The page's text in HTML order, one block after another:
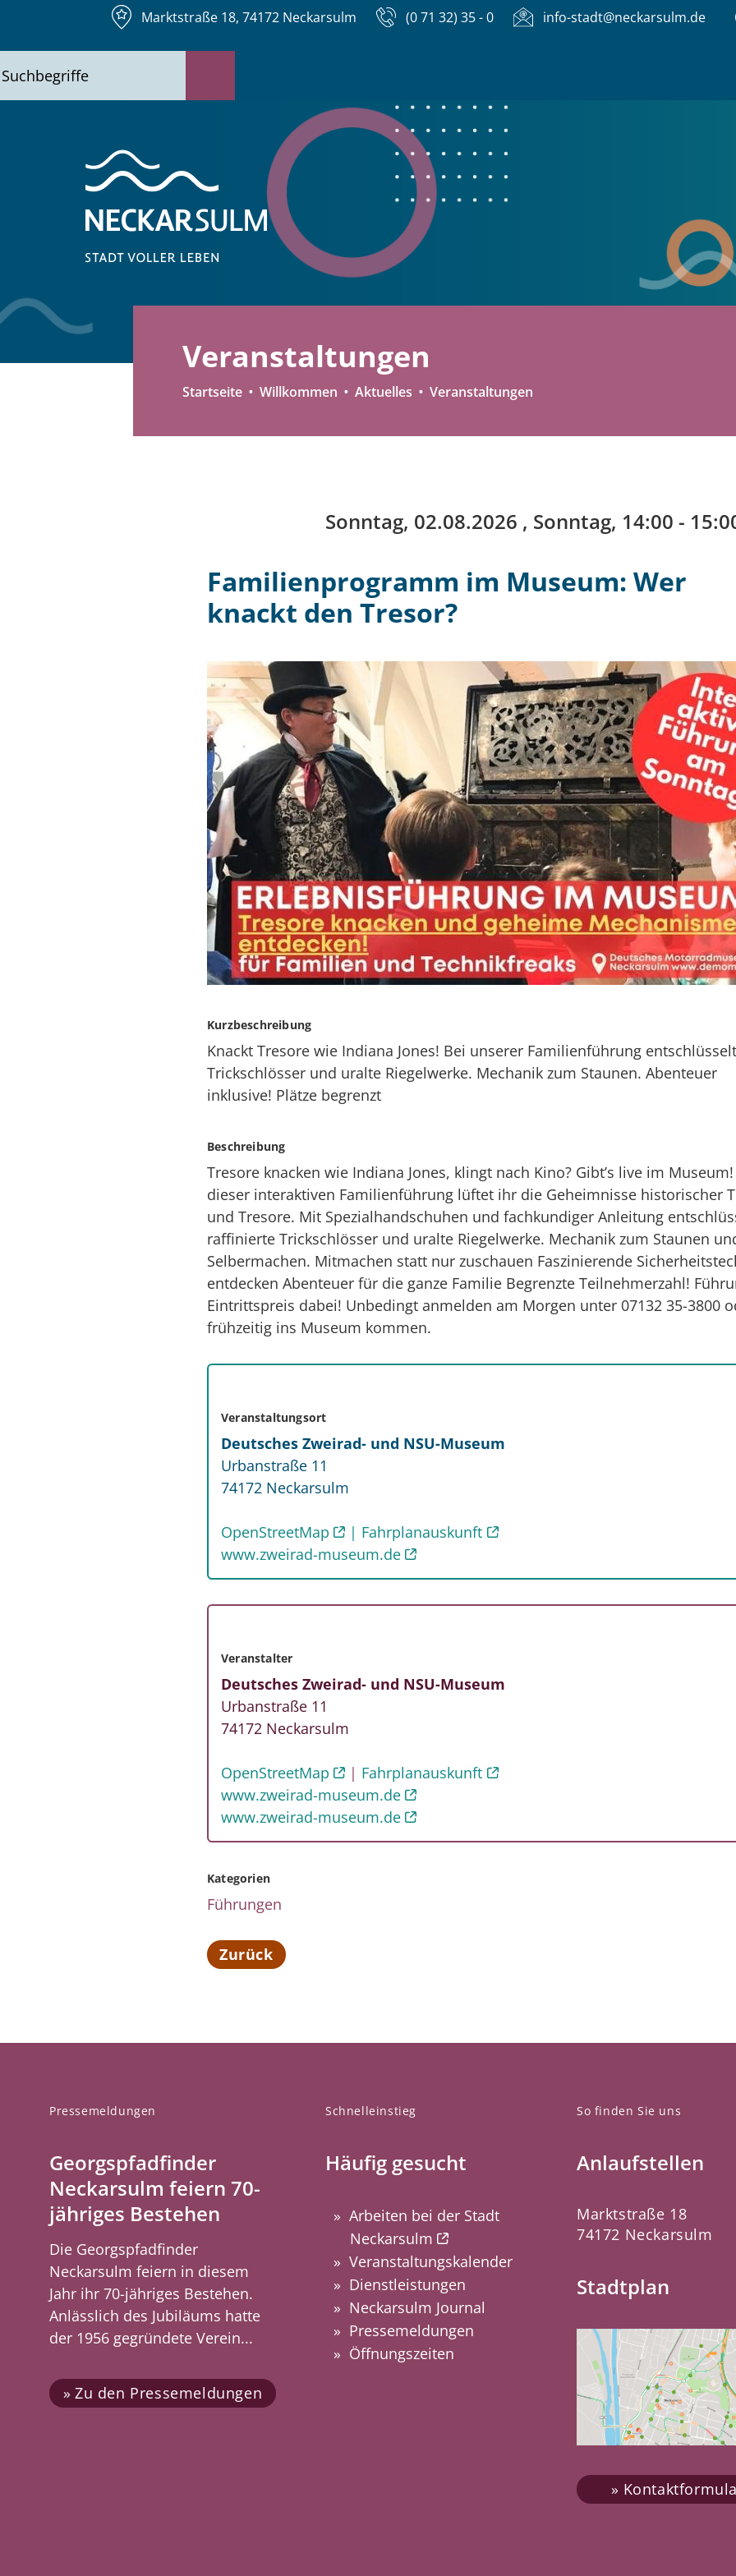
Marktstraße 18, 74172 Neckarsulm (0 71 32) 35 - 0 info-stadt@neckarsulm.de
Veranstaltungen
Startseite Willkommen Aktuelles Veranstaltungen
Sonntag, 02.08.2026 , Sonntag, 14:00 -
Familienprogramm im Museum: Wer
knackt den Tresor?
Kurzbeschreibung
Knackt Tresore wie Indiana Jones! Bei unserer Familienführung
Trickschlösser und uralte Riegelwerke. Mechanik zum Staunen. Abenteuer
inklusive! Plätze begrenzt
Beschreibung
Tresore knacken wie Indiana Jones, klingt nach Kino? Gibt’s live im
dieser interaktiven Familienführung lüftet ihr die Geheimnisse historischer
und Tresore. Mit Spezialhandschuhen und fachkundiger Anleitung
raffinierte Trickschlösser und uralte Riegelwerke. Mechanik zum Staunen
Selbermachen. Mitmachen statt nur zuschauen Faszinierende
entdecken Abenteuer für die ganze Familie Begrenzte Teilnehmerzahl!
Eintrittspreis dabei! Unbedingt anmelden am Morgen unter 07132 35-3800
frühzeitig ins Museum kommen.
Veranstaltungsort
Deutsches Zweirad- und NSU-Museum
Urbanstraße 11
74172 Neckarsulm
OpenStreetMap
Fahrplanauskunft
www.zweirad-museum.de
Veranstalter
Deutsches Zweirad- und NSU-Museum
Urbanstraße 11
74172 Neckarsulm
OpenStreetMap
Fahrplanauskunft
www.zweirad-museum.de
www.zweirad-museum.de
Kategorien
Führungen
Zurück
Pressemeldungen
Georgspfadfinder
Neckarsulm feiern 70-
jähriges Bestehen
Die Georgspfadfinder
Neckarsulm feiern in diesem
Jahr ihr 70-jähriges Bestehen.
Anlässlich des Jubiläums hatte
der 1956 gegründete Verein...
Zu den Pressemeldungen
Schnelleinstieg
Häufig gesucht
Arbeiten bei der Stadt
Neckarsulm
Veranstaltungskalender
Dienstleistungen
Neckarsulm Journal
Pressemeldungen
Öffnungszeiten
So finden Sie uns
Anlaufstellen
Marktstraße 18
74172 Neckarsulm
Stadtplan